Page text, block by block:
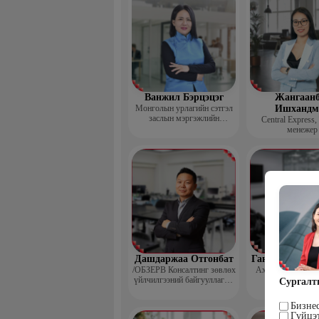
Ванжил Бэрцэцэг
Монголын урлагийн сэтгэл
заслын мэргэжлийн
Central Express,
менежер
Дашдаржаа Отгонбат
/ОБЗЕРВ Консалтинг зөвлөх
үйлчилгээний байгууллагын
Гантөмөр
Ахлах